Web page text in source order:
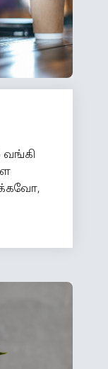
வங்கி
பணம்
வாங்கவோ
வேண்டிய